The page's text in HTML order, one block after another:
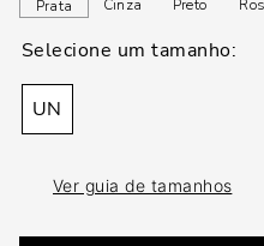
Prata Cinza Preto
UN
Ver guia de tamanhos